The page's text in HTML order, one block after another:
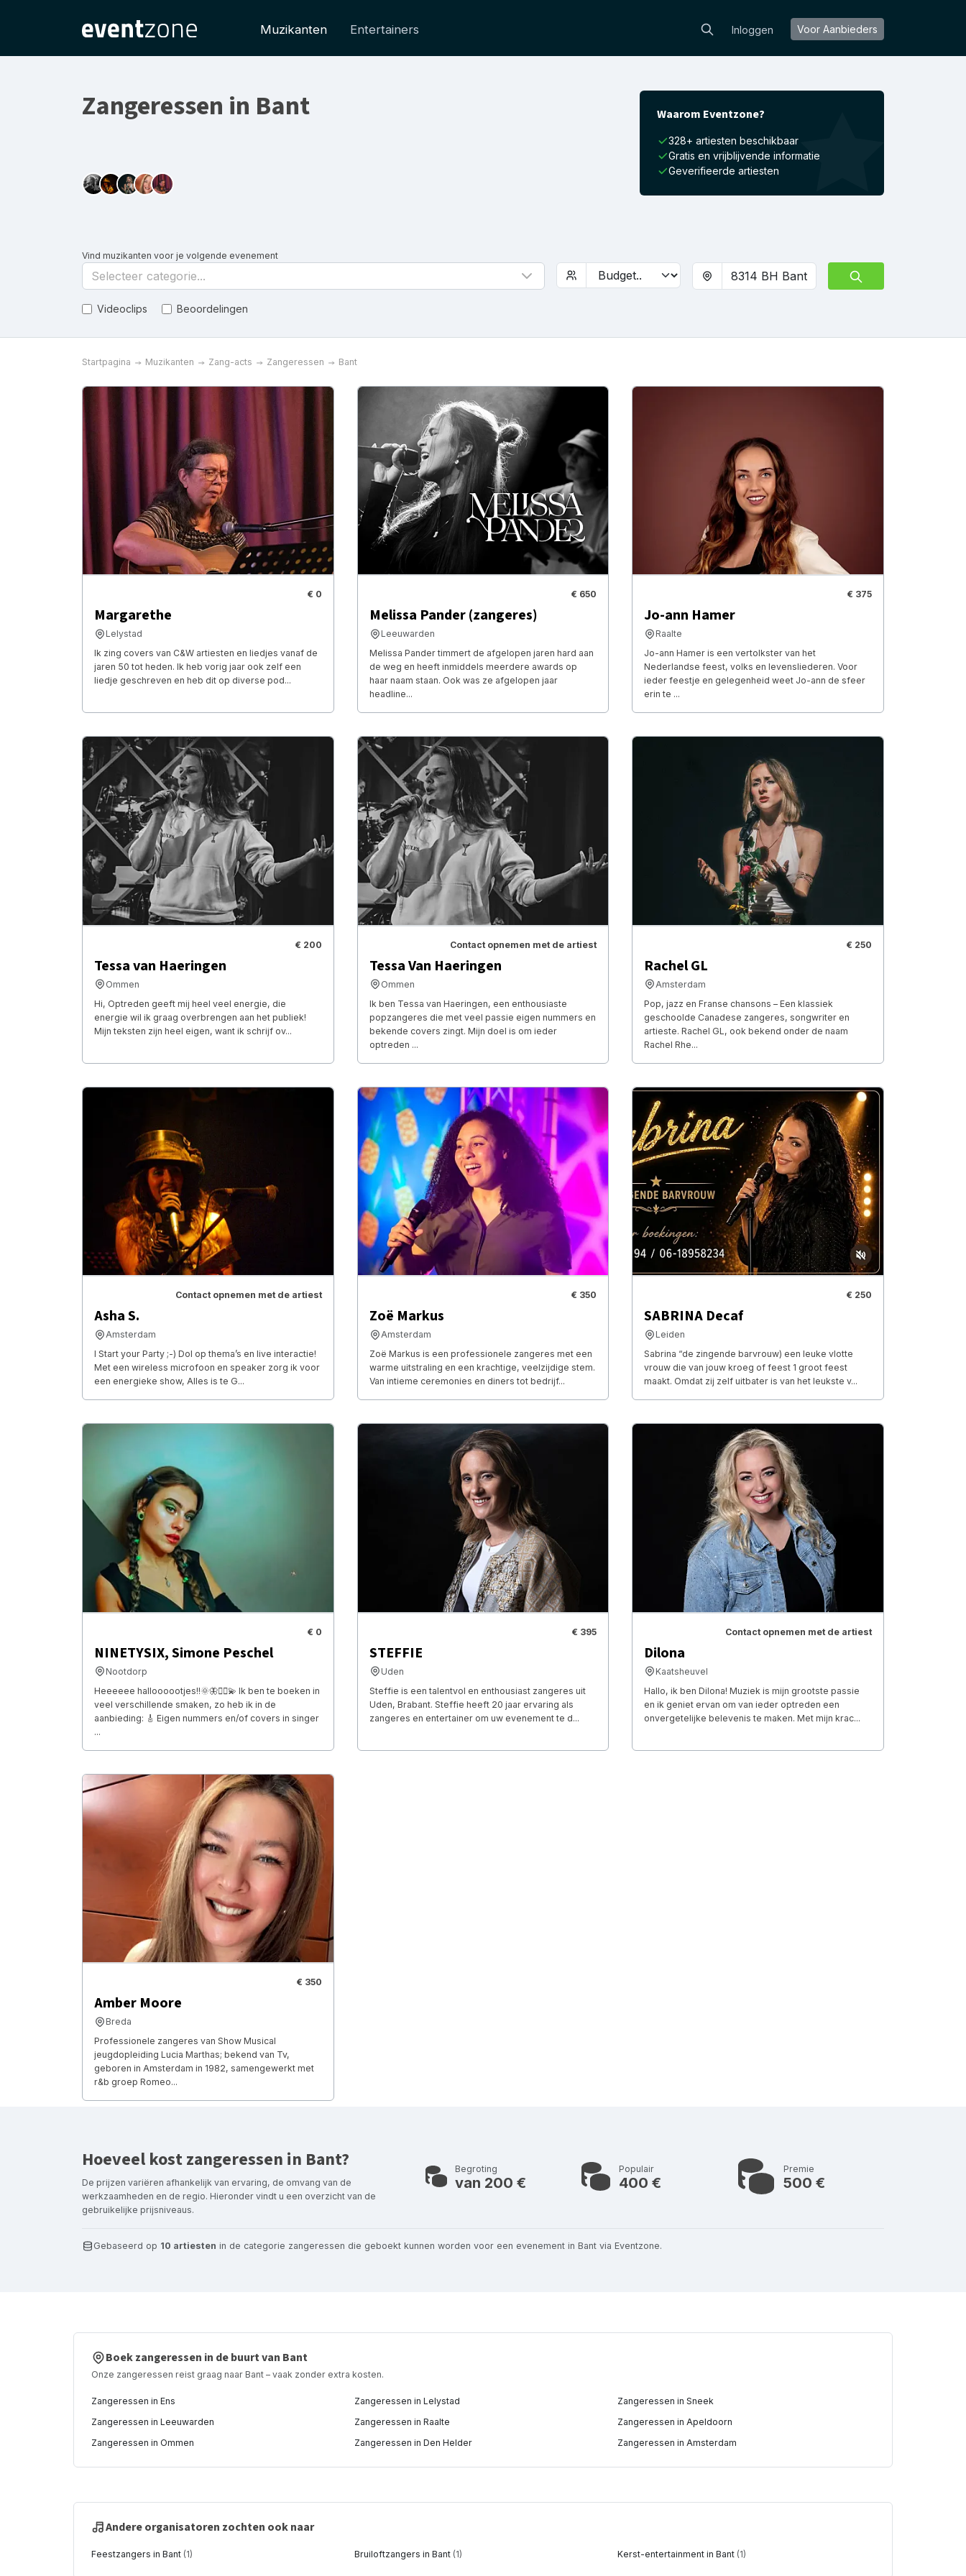
Muzikanten Entertainers Inloggen Voor Aanbieders
Zangeressen in Bant Waarom Eventzone?
328+ artiesten beschikbaar
Gratis en vrijblijvende informatie
Geverifieerde artiesten
Vind muzikanten voor je volgende evenement
Selecteer categorie...
Videoclips Beoordelingen
Startpagina Muzikanten Zang-acts Zangeressen Bant
€ 0
Margarethe
Lelystad
Ik zing covers van C&W artiesten en liedjes vanaf de
jaren 50 tot heden. Ik heb vorig jaar ook zelf een
liedje geschreven en heb dit op diverse pod...
€ 650
Melissa Pander (zangeres)
Leeuwarden
Melissa Pander timmert de afgelopen jaren hard aan
de weg en heeft inmiddels meerdere awards op
haar naam staan. Ook was ze afgelopen jaar
headline...
€ 375
Jo-ann Hamer
Raalte
Jo-ann Hamer is een vertolkster van het
Nederlandse feest, volks en levensliederen. Voor
ieder feestje en gelegenheid weet Jo-ann de sfeer
erin te ...
€ 200
Tessa van Haeringen
Ommen
Hi, Optreden geeft mij heel veel energie, die
energie wil ik graag overbrengen aan het publiek!
Mijn teksten zijn heel eigen, want ik schrijf ov...
Contact opnemen met de artiest
Tessa Van Haeringen
Ommen
Ik ben Tessa van Haeringen, een enthousiaste
popzangeres die met veel passie eigen nummers en
bekende covers zingt. Mijn doel is om ieder
optreden ...
€ 250
Rachel GL
Amsterdam
Pop, jazz en Franse chansons – Een klassiek
geschoolde Canadese zangeres, songwriter en
artieste. Rachel GL, ook bekend onder de naam
Rachel Rhe...
Contact opnemen met de artiest
Asha S.
Amsterdam
I Start your Party ;-) Dol op thema’s en live interactie!
Met een wireless microfoon en speaker zorg ik voor
een energieke show, Alles is te G...
€ 350
Zoë Markus
Amsterdam
Zoë Markus is een professionele zangeres met een
warme uitstraling en een krachtige, veelzijdige stem.
Van intieme ceremonies en diners tot bedrijf...
€ 250
SABRINA Decaf
Leiden
Sabrina “de zingende barvrouw) een leuke vlotte
vrouw die van jouw kroeg of feest 1 groot feest
maakt. Omdat zij zelf uitbater is van het leukste v...
€ 0
NINETYSIX, Simone Peschel
Nootdorp
Heeeeee halloooootjes!!🌞🦋🧚‍♂️💫 Ik ben te boeken in
veel verschillende smaken, zo heb ik in de
aanbieding: 🎸 Eigen nummers en/of covers in singer
...
€ 395
STEFFIE
Uden
Steffie is een talentvol en enthousiast zangeres uit
Uden, Brabant. Steffie heeft 20 jaar ervaring als
zangeres en entertainer om uw evenement te d...
Contact opnemen met de artiest
Dilona
Kaatsheuvel
Hallo, ik ben Dilona! Muziek is mijn grootste passie
en ik geniet ervan om van ieder optreden een
onvergetelijke belevenis te maken. Met mijn krac...
€ 350
Amber Moore
Breda
Professionele zangeres van Show Musical
jeugdopleiding Lucia Marthas; bekend van Tv,
geboren in Amsterdam in 1982, samengewerkt met
r&b groep Romeo...
Hoeveel kost zangeressen in Bant?
De prijzen variëren afhankelijk van ervaring, de omvang van de
werkzaamheden en de regio. Hieronder vindt u een overzicht van de
gebruikelijke prijsniveaus.
Begroting
van 200 €
Populair
400 €
Premie
500 €
Gebaseerd op 10 artiesten in de categorie zangeressen die geboekt kunnen worden voor een evenement in Bant via Eventzone.
Boek zangeressen in de buurt van Bant
Onze zangeressen reist graag naar Bant – vaak zonder extra kosten.
Zangeressen in Ens Zangeressen in Lelystad
Zangeressen in Sneek
Zangeressen in Leeuwarden
Zangeressen in Raalte
Zangeressen in Apeldoorn
Zangeressen in Ommen
Zangeressen in Den Helder Zangeressen in Amsterdam
Andere organisatoren zochten ook naar
Feestzangers in Bant (1) Bruiloftzangers in Bant (1) Kerst-entertainment in Bant (1)